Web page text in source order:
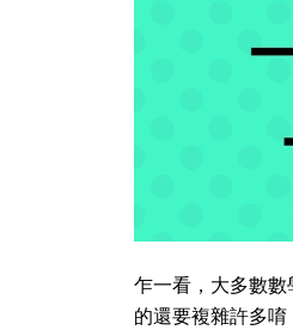
乍一看，大多數
的還要複雜許多